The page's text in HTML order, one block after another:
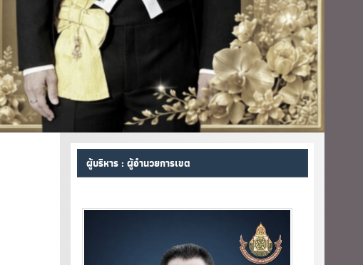
ผู้บริหาร : ผู้อำนวยการเขต